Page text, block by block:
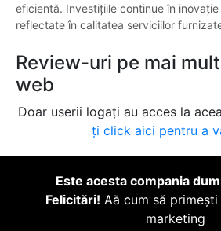
eficientă. Investițiile continue în
reflectate în calitatea serviciilor
Review-uri pe mai
web
Doar userii logați au acces la
ți click aici pentru a
Este acesta compania
Felicitări! Aă cum să
marketing